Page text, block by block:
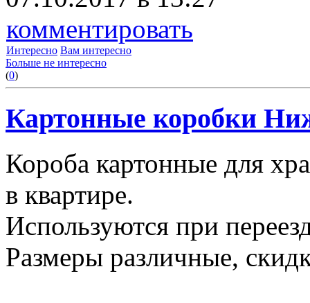
комментировать
Интересно Вам интересно
Больше не интересно
(0)
Картонные коробки
Короба картонные для
в квартире.
Используются при
Размеры различные,